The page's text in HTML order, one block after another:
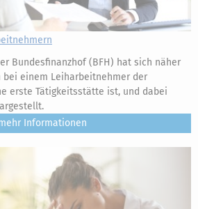
Bundesfinanzhof (BFH) hat sich näher
einem Leiharbeitnehmer der
erste Tätigkeitsstätte ist, und dabei